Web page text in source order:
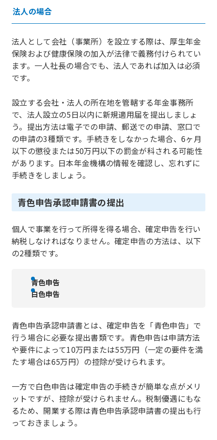
法人の場合
法人として会社（事業所）を設立する際は、厚生年金
保険および健康保険の加入が法律で義務付けられてい
ます。一人社長の場合でも、法人であれば加入は必須
です。
設立する会社・法人の所在地を管轄する年金事務所
で、法人設立の5日以内に新規適用届を提出しましょ
う。提出方法は電子での申請、郵送での申請、窓口で
の申請の3種類です。手続きをしなかった場合、6ヶ月
以下の懲役または50万円以下の罰金が科される可能性
があります。日本年金機構の情報を確認し、忘れずに
手続きをしましょう。
青色申告承認申請書の提出
個人で事業を行って所得を得る場合、確定申告を行い
納税しなければなりません。確定申告の方法は、以下
の2種類です。
青色申告
白色申告
青色申告承認申請書とは、確定申告を「青色申告」で
行う場合に必要な提出書類です。青色申告は申請方法
や要件によって10万円または55万円（一定の要件を満
たす場合は65万円）の控除が受けられます。
一方で白色申告は確定申告の手続きが簡単な点がメリ
ットですが、控除が受けられません。税制優遇にもな
るため、開業する際は青色申告承認申請書の提出も行
っておきましょう。